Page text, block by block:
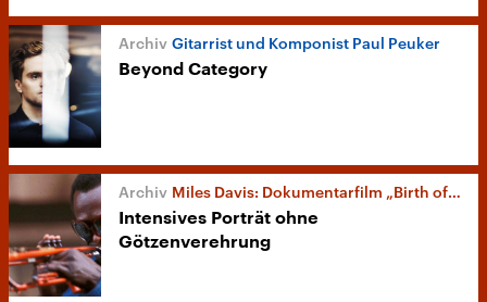
Gitarrist und Komponist Paul Peuker
Beyond Category
Miles Davis: Dokumentarfilm „Birth of the Cool“
Intensives Porträt ohne
Götzenverehrung